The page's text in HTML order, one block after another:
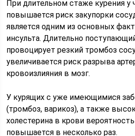
При длительном стаже курения у
повышается риск закупорки
является одним из основных
инсульта. Длительно
провоцирует резкий тромбоз
увеличивается риск разрыва
кровоизлияния в мозг.
У курящих с уже имеющимися
(тромбоз, варикоз), а также
холестерина в крови
повышается в несколько раз.